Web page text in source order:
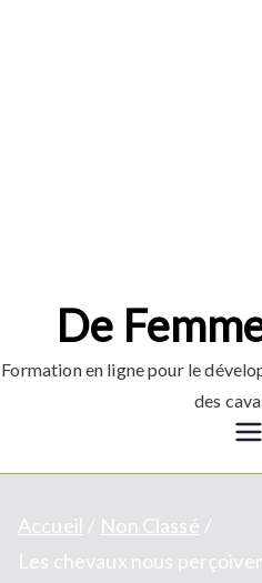
De
Formation en ligne pour le
des
Accueil
Non Classé
Les chevaux nous